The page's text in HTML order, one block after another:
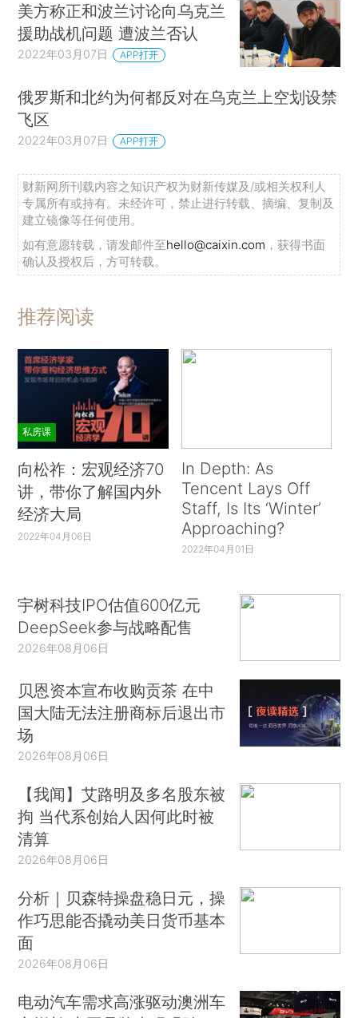
美方称正和波兰讨论向乌克兰
援助战机问题 遭波兰否认
2022年03月07日 APP打开
俄罗斯和北约为何都反对在乌克兰上空划设禁
飞区
2022年03月07日 APP打开
财新网所刊载内容之知识产权为财新传媒及/或相关权利人
专属所有或持有。未经许可，禁止进行转载、摘编、复制及
建立镜像等任何使用。
如有意愿转载，请发邮件至hello@caixin.com ，获得书面
确认及授权后，方可转载。
推荐阅读
私房课
向松祚：宏观经济70
讲，带你了解国内外
经济大局
2022年04月06日
In Depth: As
Tencent Lays Off
Staff, Is Its ‘Winter’
Approaching?
2022年04月01日
宇树科技IPO估值600亿元
DeepSeek参与战略配售
2026年08月06日
贝恩资本宣布收购贡茶 在中
国大陆无法注册商标后退出市
场
2026年08月06日
【我闻】艾路明及多名股东被
拘 当代系创始人因何此时被
清算
2026年08月06日
分析｜贝森特操盘稳日元，操
作巧思能否撬动美日货币基本
面
2026年08月06日
电动汽车需求高涨驱动澳洲车